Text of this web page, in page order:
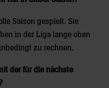
Saison gespielt. Sie
in der Liga lange oben
zu rechnen.
der für die nächste